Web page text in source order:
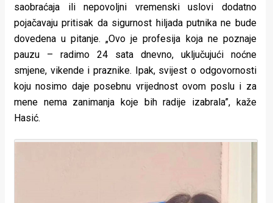
saobraćaja ili nepovoljni vremenski uslovi dodatno
pojačavaju pritisak da sigurnost hiljada putnika ne bude
dovedena u pitanje. „Ovo je profesija koja ne poznaje
pauzu – radimo 24 sata dnevno, uključujući noćne
smjene, vikende i praznike. Ipak, svijest o odgovornosti
koju nosimo daje posebnu vrijednost ovom poslu i za
mene nema zanimanja koje bih radije izabrala”, kaže
Hasić.